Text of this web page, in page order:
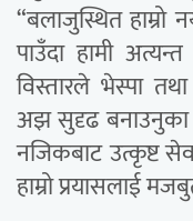
“बलाजुस्थित हाम्रो
पाउँदा हामी
विस्तारले भेस्पा तथा
अझ सुदृढ बनाउनुका
नजिकबाट उत्कृष्ट
हाम्रो प्रयासलाई